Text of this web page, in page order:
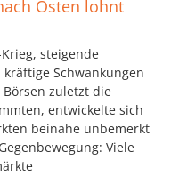
Osten lohnt
steigende
Schwankungen
zuletzt die
entwickelte sich
beinahe unbemerkt
Viele